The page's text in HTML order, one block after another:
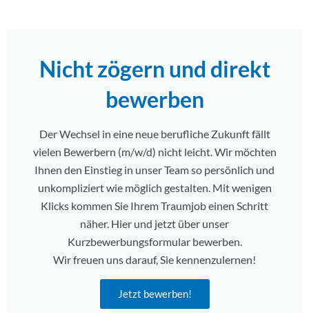
Nicht zögern und direkt
bewerben
Der Wechsel in eine neue berufliche Zukunft fällt
vielen Bewerbern (m/w/d) nicht leicht. Wir möchten
Ihnen den Einstieg in unser Team so persönlich und
unkompliziert wie möglich gestalten. Mit wenigen
Klicks kommen Sie Ihrem Traumjob einen Schritt
näher. Hier und jetzt über unser
Kurzbewerbungsformular bewerben.
Wir freuen uns darauf, Sie kennenzulernen!
Jetzt bewerben!